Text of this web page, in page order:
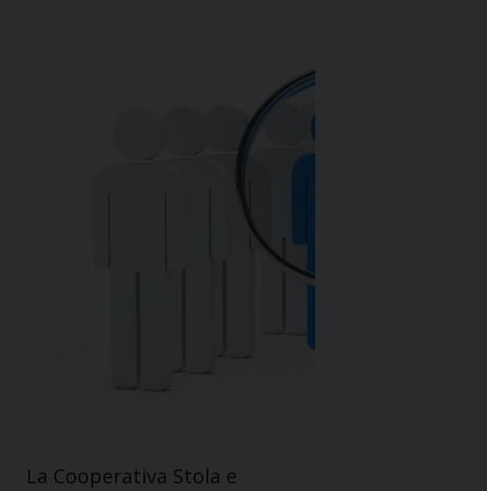
La Cooperativa Stola e